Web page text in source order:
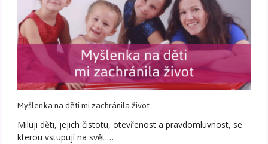
Myšlenka na děti mi zachránila život
Miluji děti, jejich čistotu, otevřenost a pravdomluvnost, se
kterou vstupují na svět.…